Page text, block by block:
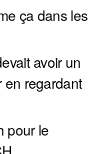
ça dans les
avoir un
en regardant
pour le